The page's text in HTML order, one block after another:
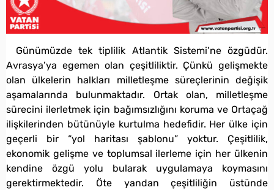
Günümüzde tek tiplilik Atlantik Sistemi’ne özgüdür.
Avrasya’ya egemen olan çeşitliliktir. Çünkü gelişmekte
olan ülkelerin halkları milletleşme süreçlerinin değişik
aşamalarında bulunmaktadır. Ortak olan, milletleşme
sürecini ilerletmek için bağımsızlığını koruma ve Ortaçağ
ilişkilerinden bütünüyle kurtulma hedefidir. Her ülke için
geçerli bir “yol haritası şablonu” yoktur. Çeşitlilik,
ekonomik gelişme ve toplumsal ilerleme için her ülkenin
kendine özgü yolu bularak uygulamaya koymasını
gerektirmektedir. Öte yandan çeşitliliğin üstünde